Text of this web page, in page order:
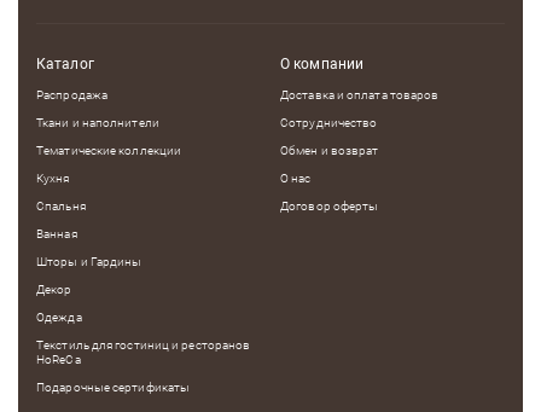
Каталог
Распродажа
Ткани и наполнители
Тематические коллекции
Кухня
Спальня
Ванная
Шторы и Гардины
Декор
Одежда
Текстиль для гостиниц и ресторанов
HoReCa
Подарочные сертификаты
О компании
Доставка и оплата товаров
Сотрудничество
Обмен и возврат
О нас
Договор оферты